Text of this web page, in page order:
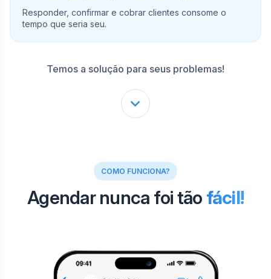
Responder, confirmar e cobrar clientes consome o
tempo que seria seu.
Temos a solução para seus problemas!
COMO FUNCIONA?
Agendar nunca foi tão fácil!